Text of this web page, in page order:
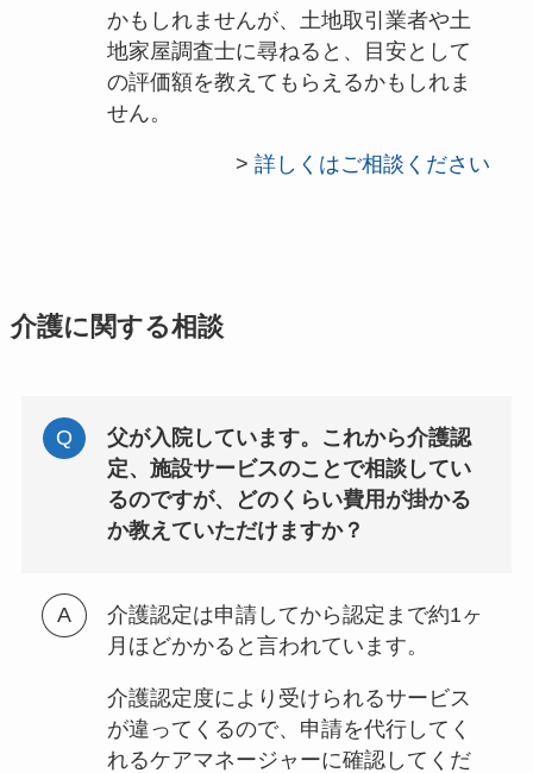
かもしれませんが、土地取引業者や土
地家屋調査士に尋ねると、目安として
の評価額を教えてもらえるかもしれま
せん。
>詳しくはご相談ください
介護に関する相談
父が入院しています。これから介護認
定、施設サービスのことで相談してい
るのですが、どのくらい費用が掛かる
か教えていただけますか？
介護認定は申請してから認定まで約1ヶ
月ほどかかると言われています。
介護認定度により受けられるサービス
が違ってくるので、申請を代行してく
れるケアマネージャーに確認してくだ